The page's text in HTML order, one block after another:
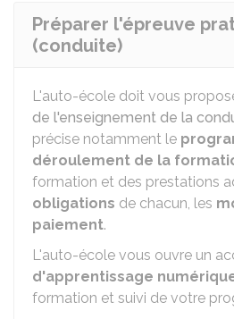
Préparer l'épreuve
(conduite)
L'auto-école doit vous
de l'enseignement de la
précise notamment le
déroulement de la
formation et des prestations
obligations de chacun, les
paiement.
L'auto-école vous ouvre un
d'apprentissage
formation et suivi de votre